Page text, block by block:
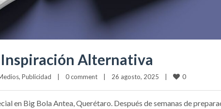
Alternativa
, Publicidad 0 comment 26 agosto, 2025 0
en Big Bola Antea, Querétaro. Después de semanas de